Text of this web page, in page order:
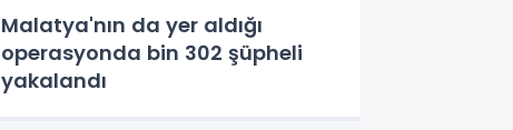
Malatya'nın da yer aldığı
operasyonda bin 302 şüpheli
yakalandı